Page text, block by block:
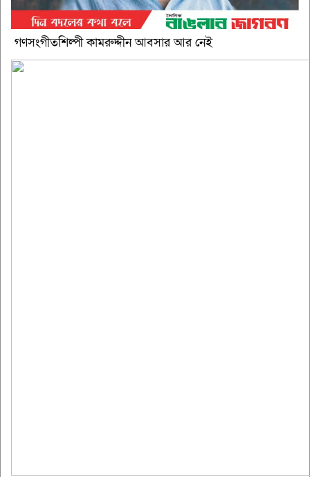
গণসংগীতশিল্পী কামরুদ্দীন আবসার আর নেই